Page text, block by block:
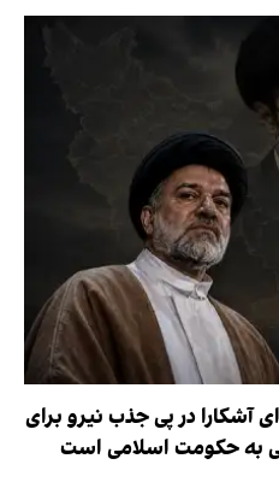
آشکارا در پی جذب نیرو برای
به حکومت اسلامی است